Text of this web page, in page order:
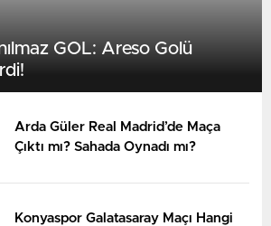
GOL: Areso Golü
Arda Güler Real Madrid’de Maça
Çıktı mı? Sahada Oynadı mı?
Konyaspor Galatasaray Maçı Hangi